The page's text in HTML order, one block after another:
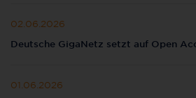
02.06.2026
Deutsche GigaNetz setzt auf Open
01.06.2026